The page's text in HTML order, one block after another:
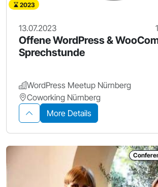
2023
13.07.2023
Offene WordPress &
Sprechstunde
WordPress Meetup Nürnberg
Coworking Nürnberg
More Details